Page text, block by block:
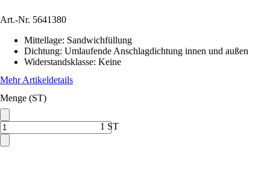
Art.-Nr. 5641380
Mittellage: Sandwichfüllung
Dichtung: Umlaufende Anschlagdichtung innen und außen
Widerstandsklasse: Keine
Mehr Artikeldetails
Menge (ST)
1 ST